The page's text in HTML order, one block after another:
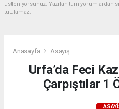
üstleniyorsunuz. Yazılan tüm
tutulamaz.
Anasayfa Asayiş
Urfa’da Feci
Çarpıştılar 1